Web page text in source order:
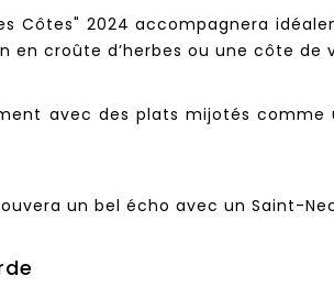
Côtes" 2024 accompagnera
en croûte d’herbes ou une côte de
avec des plats mijotés
un bel écho avec un Saint-